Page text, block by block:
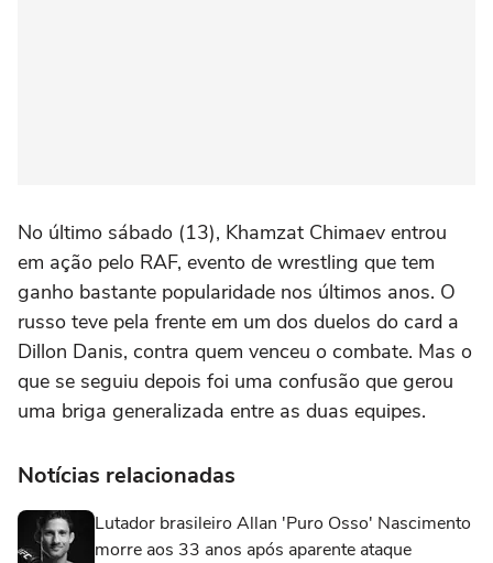
No último sábado (13), Khamzat Chimaev entrou
em ação pelo RAF, evento de wrestling que tem
ganho bastante popularidade nos últimos anos. O
russo teve pela frente em um dos duelos do card a
Dillon Danis, contra quem venceu o combate. Mas o
que se seguiu depois foi uma confusão que gerou
uma briga generalizada entre as duas equipes.
Notícias relacionadas
Lutador brasileiro Allan 'Puro Osso' Nascimento
morre aos 33 anos após aparente ataque